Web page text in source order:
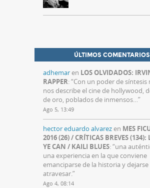
ÚLTIMOS COMENTARIOS
adhemaren LOS OLVIDADOS:
RAPPER: “Con un poder de síntesis
nos describe el cine de hollywood,
de oro, poblados de inmensos…”
Ago 5, 13:49
hector eduardo alvarezen MES
2016 (26) / CRÍTICAS BREVES
YE CAN / KAILI BLUES: “una
una experiencia en la que conviene
emanciparse de la historia y dejarse
atravesar.”
Ago 4, 08:14